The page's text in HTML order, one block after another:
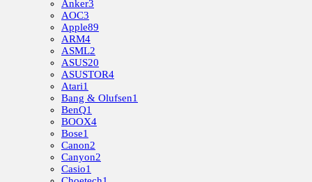
Anker3
AOC3
Apple89
ARM4
ASML2
ASUS20
ASUSTOR4
Atari1
Bang & Olufsen1
BenQ1
BOOX4
Bose1
Canon2
Canyon2
Casio1